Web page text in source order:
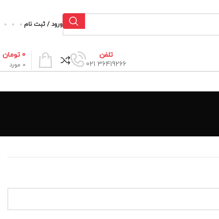
ورود / ثبت نام
تلفن
36419266 021
0 مورد
0 تومان